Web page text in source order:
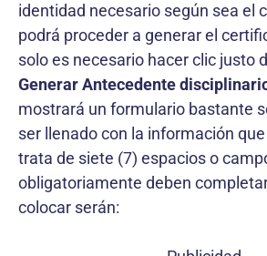
identidad necesario según sea el
podrá proceder a generar el
solo es necesario hacer clic justo
Generar Antecedente
mostrará un formulario bastante
ser llenado con la información
trata de siete (7) espacios o
obligatoriamente deben
colocar serán: